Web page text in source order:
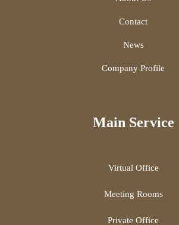
Contact
News
Company Profile
Main Service
Virtual Office
Meeting Rooms
Private Office